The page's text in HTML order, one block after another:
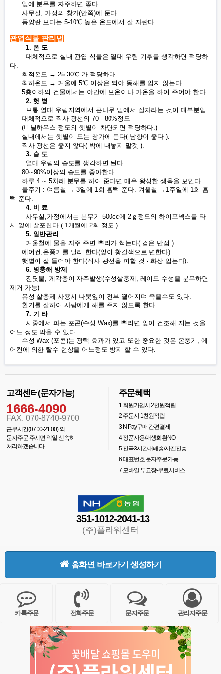
잎에 분무를 자주하면 좋다.
사무실, 가정의 창가(안쪽)에 둔다.
동양란 보다는 5-10℃ 높은 온도에서 잘 자란다.
관엽식물 관리법
1. 온 도
대체적으로 실내 관엽 식물은 열대 우림 기후를 생각하면 적당하
다.
최적온도 → 25-30℃ 가 적당하다.
최하온도 → 겨울에 5℃ 이상은 되야 동해를 입지 않는다.
5층이하의 건물에서는 야간에 보온이나 가온을 하여 주어야 한다.
2. 햇 볕
보통 열대 우림지역에서 큰나무 밑에서 잘자라는 것이 대부분임.
대체적으로 직사 광선의 70 - 80%정도
(비닐하우스 정도의 햇볕이 차단되면 적당하다.)
실내에서는 햇볕이 드는 창가에 둔다( 남향이 좋다 ).
직사 광선은 좋지 않다( 밖에 내놓지 말것 ).
3. 습 도
열대 우림의 습도를 생각하면 된다.
80∼90%이상의 습도를 좋아한다.
하루 4 ∼ 5차례 분무를 하여 준다면 매우 왕성한 생육을 보인다.
물주기 : 여름철 → 3일에 1회 흠뻑 준다. 겨울철 →1주일에 1회 흠
뻑 준다.
4. 비 료
사무실,가정에서는 분무기 500cc에 2ｇ정도의 하이포넥스를 타
서 잎에 살포한다 ( 1개월에 2회 정도 ).
5. 일반관리
겨울철에 물을 자주 주면 뿌리가 썩는다( 검은 반점 ).
에어컨,온풍기를 멀리 한다(잎이 황갈색으로 변한다).
햇볕이 잘 들어야 한다(직사 광선을 피할 것 - 화상 입는다).
6. 병충해 방제
진딧물, 게각충이 자주발생(수성살충제, 레이드 수성을 분무하면
제거 가능)
유성 살충제 사용시 나뭇잎이 전부 떨어지며 죽을수도 있다.
환기를 잘하여 사람에게 해를 주지 않도록 한다.
7. 기 타
시중에서 파는 포콘(수성 Wax)를 뿌리면 잎이 건조해 지는 것을
어느 정도 막을 수 있다.
수성 Wax (포콘)는 광택 효과가 있고 또한 중요한 것은 온풍기, 에
어컨에 의한 탈수 현상을 어느정도 방지 할 수 있다.
고객센터(문자가능)
1666-4090
FAX. 070-8740-9700
근무시간(07:00-21:00) 외
문자주문 주시면 익일 신속히
처리하겠습니다.
주문혜택
1회원가입시 2천원적립
2주문시 1천원적립
3N Pay구매 간편결제
4정품사용/재생화환NO
5전국3시간내배송/사진전송
6대표번호 문자주문가능
7모바일 부고장-무료서비스
351-1012-2041-13
(주)플라워센터
홈화면 바로가기 생성하기
카톡주문 전화주문 문자주문 관리자주문